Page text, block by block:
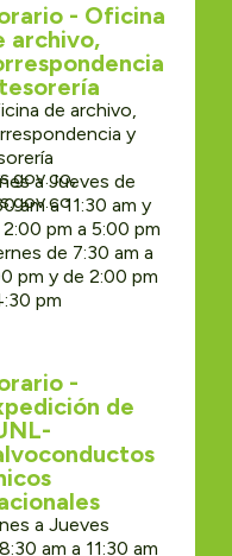
- Oficina
archivo,
de archivo,
y
a Jueves de
am a 11:30 am y
pm a 5:00 pm
de 7:30 am a
pm y de 2:00 pm
pm
-
de
a Jueves
am a 11:30 am